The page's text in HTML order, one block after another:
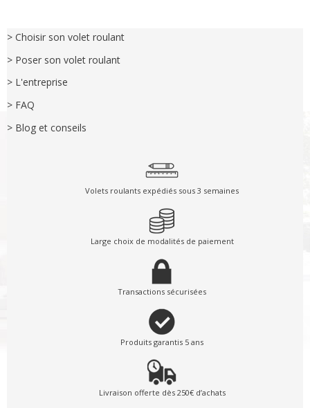
> Choisir son volet roulant
> Poser son volet roulant
> L'entreprise
> FAQ
> Blog et conseils
Volets roulants expédiés sous 3 semaines
Large choix de modalités de paiement
Transactions sécurisées
Produits garantis 5 ans
Livraison offerte dès 250€ d’achats